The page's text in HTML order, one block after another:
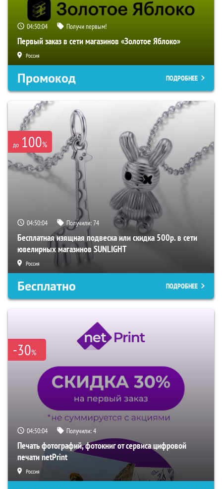
04:50:03 Получи первым!
Первый заказ в сети магазинов «Золотое Яблоко»
Россия
Промокод ПОДРОБНЕЕ
до 100%
04:50:03 Получили:74
Бесплатная изящная подвеска или скидка 500р. в сети
ювелирных магазинов SUNLIGHT
Россия
Бесплатно ПОДРОБНЕЕ
-30%
04:50:03 Получили:4
Печать фотографий, фотокниг от сервиса цифровой
печати netPrint
Россия